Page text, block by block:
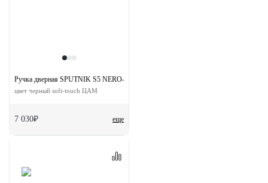
еще
Ручка дверная SPUTNIK S5 NERO-ST на квадратной розетке
цвет черный soft-touch ЦАМ
7 030₽